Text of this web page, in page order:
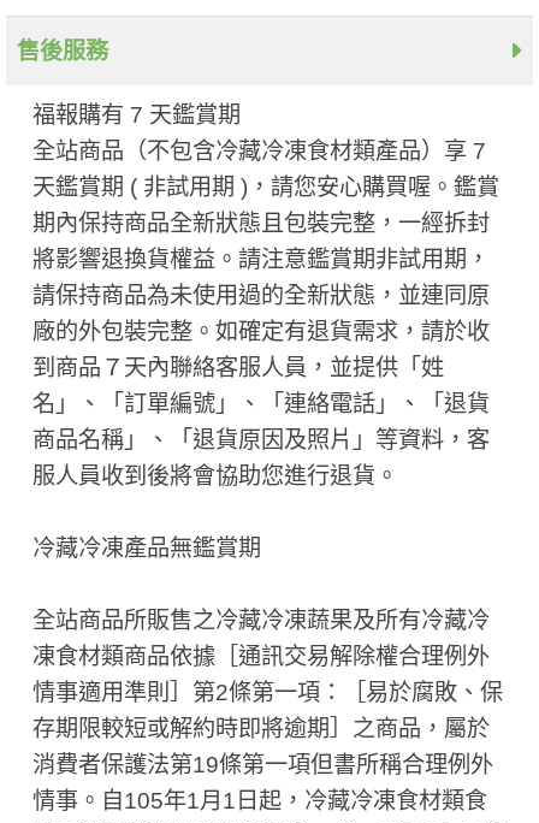
售後服務
福報購有 7 天鑑賞期
全站商品（不包含冷藏冷凍食材類產品）享 7
天鑑賞期 ( 非試用期 ​)，請您安心購買喔。鑑賞
期內保持商品全新狀態且包裝完整，一經拆封
將影響退換貨權益。請注意鑑賞期非試用期，
請保持商品為未使用過的全新狀態，並連同原
廠的外包裝完整。如確定有退貨需求，請於收
到商品７天內聯絡客服人員，並提供「姓
名」、「訂單編號」、「連絡電話」、「退貨
商品名稱」、「退貨原因及照片」等資料，客
服人員收到後將會協助您進行退貨。
冷藏冷凍產品無鑑賞期
全站商品所販售之冷藏冷凍蔬果及所有冷藏冷
凍食材類商品依據［通訊交易解除權合理例外
情事適用準則］第2條第一項：［易於腐敗、保
存期限較短或解約時即將逾期］之商品，屬於
消費者保護法第19條第一項但書所稱合理例外
情事。自105年1月1日起，冷藏冷凍食材類食